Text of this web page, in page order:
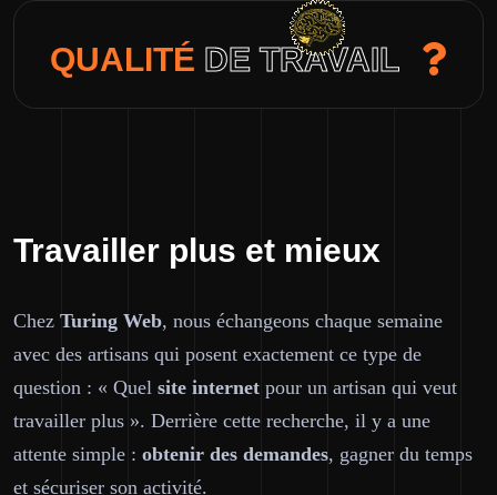
QUALITÉ DE TRAVAIL
Travailler plus et mieux
Chez Turing Web, nous échangeons chaque semaine
avec des artisans qui posent exactement ce type de
question : « Quel site internet pour un artisan qui veut
travailler plus ». Derrière cette recherche, il y a une
attente simple : obtenir des demandes, gagner du temps
et sécuriser son activité.